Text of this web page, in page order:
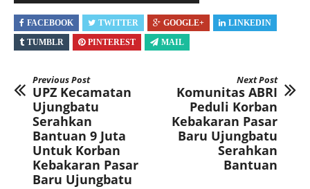
FACEBOOK TWITTER GOOGLE+
LINKEDIN
TUMBLR
PINTEREST MAIL
Previous Post
UPZ Kecamatan
Ujungbatu
Serahkan
Bantuan 9 Juta
Untuk Korban
Kebakaran Pasar
Baru Ujungbatu
Next Post
Komunitas ABRI
Peduli Korban
Kebakaran Pasar
Baru Ujungbatu
Serahkan
Bantuan